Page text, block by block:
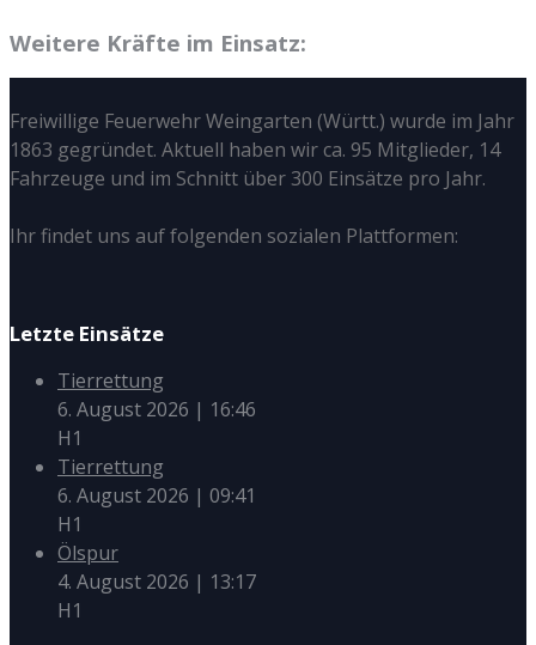
Weitere Kräfte im Einsatz:
Freiwillige Feuerwehr Weingarten (Württ.) wurde im Jahr
1863 gegründet. Aktuell haben wir ca. 95 Mitglieder, 14
Fahrzeuge und im Schnitt über 300 Einsätze pro Jahr.
Ihr findet uns auf folgenden sozialen Plattformen:
Letzte Einsätze
Tierrettung
6. August 2026 | 16:46
H1
Tierrettung
6. August 2026 | 09:41
H1
Ölspur
4. August 2026 | 13:17
H1